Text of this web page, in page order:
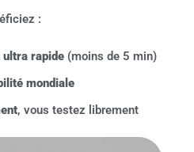
:
ultra rapide(moins de 5 min)
mondiale
, vous testez librement